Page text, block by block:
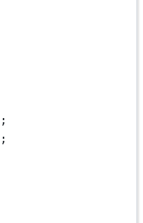
;
;